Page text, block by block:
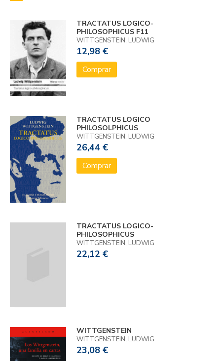
TRACTATUS LOGICO-
PHILOSOPHICUS F11
WITTGENSTEIN, LUDWIG
12,98 €
Comprar
TRACTATUS LOGICO
PHILOSOLPHICUS
WITTGENSTEIN, LUDWIG
26,44 €
Comprar
TRACTATUS LOGICO-
PHILOSOPHICUS
WITTGENSTEIN, LUDWIG
22,12 €
WITTGENSTEIN
WITTGENSTEIN, LUDWIG
23,08 €